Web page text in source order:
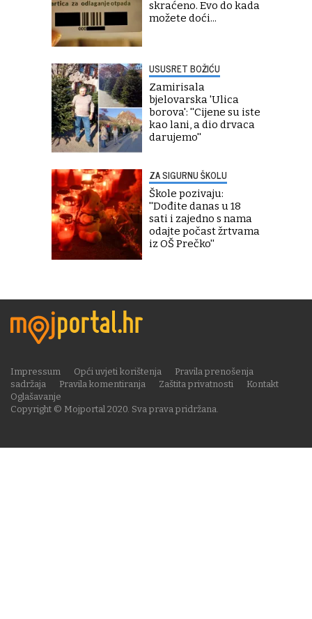
skraćeno. Evo do kada
možete doći...
USUSRET BOŽIĆU
Zamirisala
bjelovarska 'Ulica
borova': ''Cijene su iste
kao lani, a dio drvaca
darujemo''
ZA SIGURNU ŠKOLU
Škole pozivaju:
''Dođite danas u 18
sati i zajedno s nama
odajte počast žrtvama
iz OŠ Prečko''
Copyright © Mojportal 2020. Sva prava pridržana.
Impressum Opći uvjeti korištenja
Pravila prenošenja
sadržaja
Pravila komentiranja Zaštita privatnosti
Kontakt
Oglašavanje